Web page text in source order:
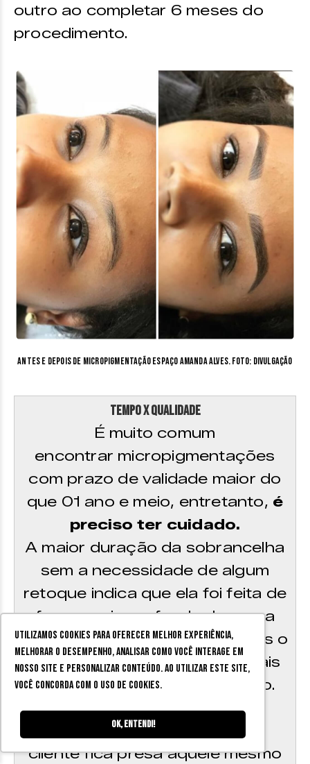
Utilizamos cookies para oferecer melhor experiência,
melhorar o desempenho, analisar como você interage em
nosso site e personalizar conteúdo. Ao utilizar este site,
você concorda com o uso de cookies.
Ok, entendi!
outro ao completar 6 meses do
procedimento.
Antes e depois de micropigmentação Espaço Amanda Alves. Foto: divulgação
Tempo X Qualidade
É muito comum
encontrar micropigmentações
com prazo de validade maior do
que 01 ano e meio, entretanto, é
preciso ter cuidado.
A maior duração da sobrancelha
sem a necessidade de algum
retoque indica que ela foi feita de
forma mais profunda do que a
indicada. Ou seja, nesses casos o
desenho da sobrancelha é mais
forte, mais escuro e profundo.
Ao optar por locais que
trabalham dessa maneira, a
cliente fica presa aquele mesmo